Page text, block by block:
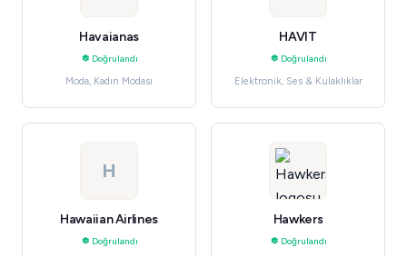
Havaianas
Doğrulandı
Moda, Kadın Modası
HAVIT
Doğrulandı
Elektronik, Ses & Kulaklıklar
H
Hawaiian Airlines
Doğrulandı
Hawkers
Doğrulandı